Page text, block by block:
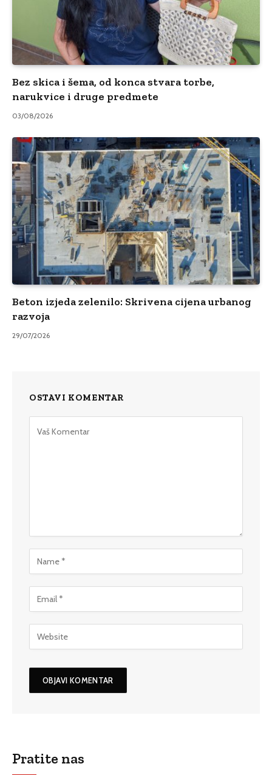
Bez skica i šema, od konca stvara torbe,
narukvice i druge predmete
03/08/2026
Beton izjeda zelenilo: Skrivena cijena urbanog
razvoja
29/07/2026
OSTAVI KOMENTAR
Pratite nas